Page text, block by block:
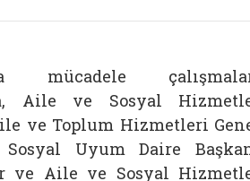
mücadele
Aile ve Sosyal
ve Toplum Hizmetleri
Uyum Daire
ve Aile ve Sosyal